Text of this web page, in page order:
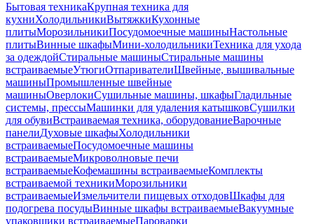
Бытовая техникаКрупная техника для
кухниХолодильникиВытяжкиКухонные
плитыМорозильникиПосудомоечные машиныНастольные
плитыВинные шкафыМини-холодильникиТехника для ухода
за одеждойСтиральные машиныСтиральные машины
встраиваемыеУтюгиОтпаривателиШвейные, вышивальные
машиныПромышленные швейные
машиныОверлокиСушильные машины, шкафыГладильные
системы, прессыМашинки для удаления катышковСушилки
для обувиВстраиваемая техника, оборудованиеВарочные
панелиДуховые шкафыХолодильники
встраиваемыеПосудомоечные машины
встраиваемыеМикроволновые печи
встраиваемыеКофемашины встраиваемыеКомплекты
встраиваемой техникиМорозильники
встраиваемыеИзмельчители пищевых отходовШкафы для
подогрева посудыВинные шкафы встраиваемыеВакуумные
упаковщики встраиваемыеПароварки